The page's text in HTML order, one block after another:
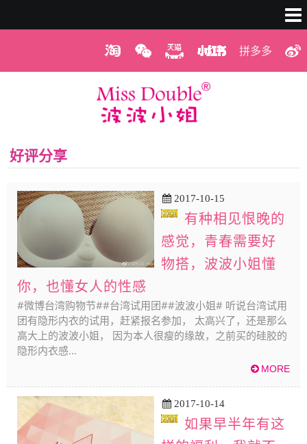
拼多多
好评分享
2017-10-15
有种相见恨晚的
感觉，青春需要好
物搭，波波小姐懂
你，也懂女人的性感
#微博台湾购物节##台湾试用团##波波小姐# 听说台湾试用
团有隐形内衣的试用，赶紧报名参加， 太高兴了，还是那么
高大上的波波小姐， 因为本人很瘦的缘故，之前买的硅胶的
隐形内衣感...
2017-10-14
如果早半年有这